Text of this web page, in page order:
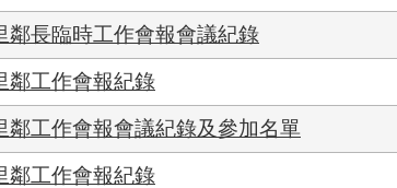
鄰長臨時工作會報會議紀錄
鄰工作會報紀錄
工作會報會議紀錄及參加名單
鄰工作會報紀錄